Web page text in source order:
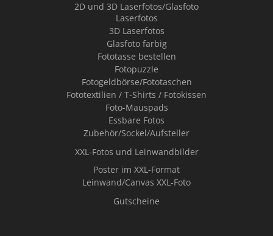
2D und 3D Laserfotos/Glasfoto
Laserfotos
3D Laserfotos
Glasfoto farbig
Fototasse bestellen
Fotopuzzle
Fotogeldbörse/Fototaschen
Fototextilien / T-Shirts / Fotokissen
Foto-Mauspads
Essbare Fotos
Zubehör/Sockel/Aufsteller
XXL-Fotos und Leinwandbilder
Poster im XXL-Format
Leinwand/Canvas XXL-Foto
Gutscheine